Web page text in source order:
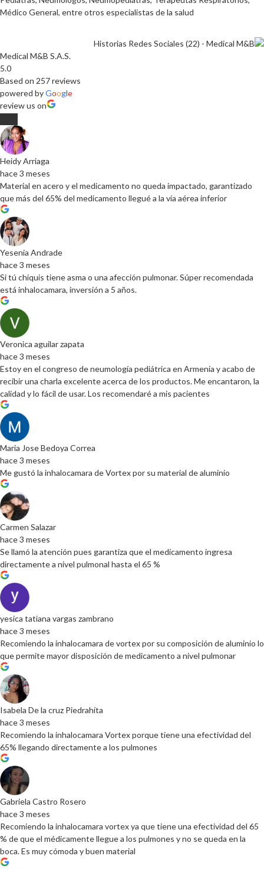
Médico General, entre otros especialistas de la salud
Medical M&B S.A.S.
5.0
Based on 257 reviews
powered byGoogle
review us on
Heidy Arriaga
hace 3 meses
Material en acero y el medicamento no queda impactado, garantizado
que más del 65% del medicamento llegué a la vía aérea inferior
Yesenia Andrade
hace 3 meses
Si tú chiquis tiene asma o una afección pulmonar. Súper recomendada
está inhalocamara, inversión a 5 años.
Veronica aguilar zapata
hace 3 meses
Estoy en el congreso de neumología pediátrica en Armenia y acabo de
recibir una charla excelente acerca de los productos. Me encantaron, la
calidad y lo fácil de usar. Los recomendaré a mis pacientes
Maria Jose Bedoya Correa
hace 3 meses
Me gustó la inhalocamara de Vortex por su material de aluminio
Carmen Salazar
hace 3 meses
Se llamó la atención pues garantiza que el medicamento ingresa
directamente a nivel pulmonal hasta el 65 %
yesica tatiana vargas zambrano
hace 3 meses
Recomiendo la inhalocamara de vortex por su composición de aluminio lo
que permite mayor disposición de medicamento a nivel pulmonar
Isabela De la cruz Piedrahíta
hace 3 meses
Recomiendo la inhalocamara Vortex porque tiene una efectividad del
65% llegando directamente a los pulmones
Gabriela Castro Rosero
hace 3 meses
Recomiendo la inhalocamara vortex ya que tiene una efectividad del 65
% de que el médicamente llegue a los pulmones y no se queda en la
boca. Es muy cómoda y buen material